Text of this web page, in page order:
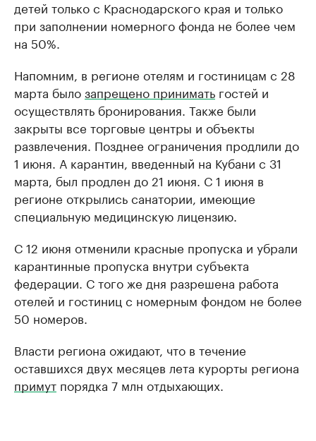
детей только с Краснодарского края и только
при заполнении номерного фонда не более чем
на 50%.
Напомним, в регионе отелям и гостиницам с 28
марта былозапрещено принимать гостей и
осуществлять бронирования. Также были
закрыты все торговые центры и объекты
развлечения. Позднее ограничения продлили до
1 июня. А карантин, введенный на Кубани с 31
марта, был продлен до 21 июня. С 1 июня в
регионе открылись санатории, имеющие
специальную медицинскую лицензию.
С 12 июня отменили красные пропуска и убрали
карантинные пропуска внутри субъекта
федерации. С того же дня разрешена работа
отелей и гостиниц с номерным фондом не более
50 номеров.
Власти региона ожидают, что в течение
оставшихся двух месяцев лета курорты региона
примут порядка 7 млн отдыхающих.